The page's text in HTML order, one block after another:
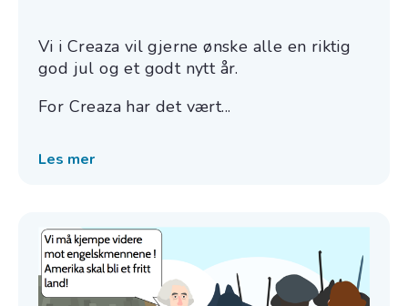
Vi i Creaza vil gjerne ønske alle en riktig
god jul og et godt nytt år.
For Creaza har det vært...
Les mer